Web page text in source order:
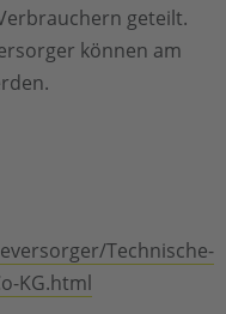
geteilt.
können am
Technische-
KG.html